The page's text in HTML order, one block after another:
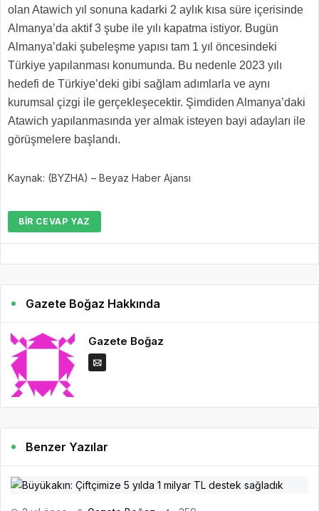
olan Atawich yıl sonuna kadarki 2 aylık kısa süre içerisinde
Almanya’da aktif 3 şube ile yılı kapatma istiyor. Bugün
Almanya’daki şubeleşme yapısı tam 1 yıl öncesindeki
Türkiye yapılanması konumunda. Bu nedenle 2023 yılı
hedefi de Türkiye’deki gibi sağlam adımlarla ve aynı
kurumsal çizgi ile gerçekleşecektir. Şimdiden Almanya’daki
Atawich yapılanmasında yer almak isteyen bayi adayları ile
görüşmelere başlandı.
Kaynak: (BYZHA) – Beyaz Haber Ajansı
BIR CEVAP YAZ
Gazete Boğaz Hakkında
Gazete Boğaz
Benzer Yazılar